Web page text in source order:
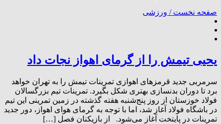
صفحه نخست / ورزشی
یحیی تیمش را از گرمای اهواز نجات داد
سرمربی جدید قرمزهای اهوازی تمرینات تیمش را به تهران خواهد
برد تا دوران بدنسازی بهتری شکل بگیرد. تمرینات تیم بزرگسالان
فولاد خوزستان از روز پنج‌شنبه هفته گذشته در زمین تمرینی این تیم
در باشگاه فولاد آغاز شد، اما با توجه به گرمای هوای اهواز، دور جدید
تمرینات در پایتخت آغاز می‌شود. از بازیکنان فصل […]